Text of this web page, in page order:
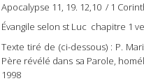
Apocalypse 11, 19. 12,10 / 1
Évangile selon st Luc chapitre 1
Texte tiré de (ci-dessous) : P.
Père révélé dans sa Parole,
1998